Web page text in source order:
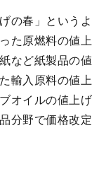
の春」というよ
た原燃料の値上
など紙製品の値
輸入原料の値上
オイルの値上げ
分野で価格改定